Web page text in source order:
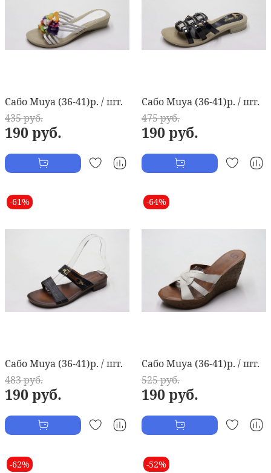
Сабо Muya (36-41)р. / шт.
435 руб.
190 руб.
Сабо Muya (36-41)р. / шт.
475 руб.
190 руб.
-61%
Сабо Muya (36-41)р. / шт.
483 руб.
190 руб.
-64%
Сабо Muya (36-41)р. / шт.
525 руб.
190 руб.
-62% -52%